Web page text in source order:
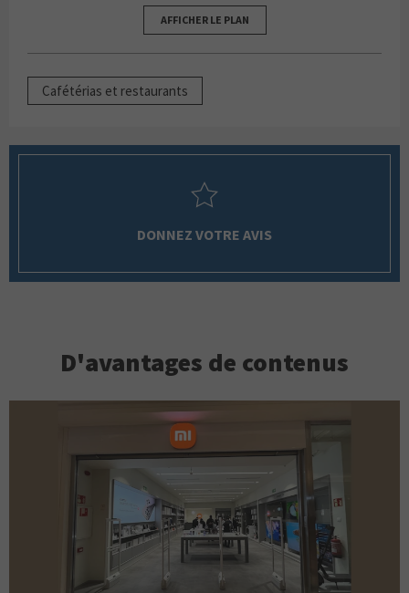
AFFICHER LE PLAN
Cafétérias et restaurants
DONNEZ VOTRE AVIS
D'avantages de contenus